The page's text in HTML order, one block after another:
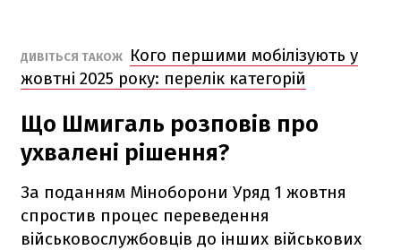
ДИВІТЬСЯ ТАКОЖ
Кого першими мобілізують у
жовтні 2025 року: перелік категорій
Що Шмигаль розповів про
ухвалені рішення?
За поданням Міноборони Уряд 1 жовтня
спростив процес переведення
військовослужбовців до інших військових